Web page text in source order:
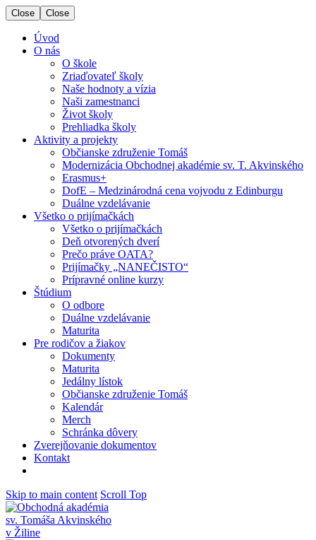
Close Close
Úvod
O nás
O škole
Zriaďovateľ školy
Naše hodnoty a vízia
Naši zamestnanci
Život školy
Prehliadka školy
Aktivity a projekty
Občianske združenie Tomáš
Modernizácia Obchodnej akadémie sv. T. Akvinského
Erasmus+
DofE – Medzinárodná cena vojvodu z Edinburgu
Duálne vzdelávanie
Všetko o prijímačkách
Všetko o prijímačkách
Deň otvorených dverí
Prečo práve OATA?
Prijímačky „NANEČISTO“
Prípravné online kurzy
Štúdium
O odbore
Duálne vzdelávanie
Maturita
Pre rodičov a žiakov
Dokumenty
Maturita
Jedálny lístok
Občianske združenie Tomáš
Kalendár
Merch
Schránka dôvery
Zverejňovanie dokumentov
Kontakt
Skip to main content Scroll Top